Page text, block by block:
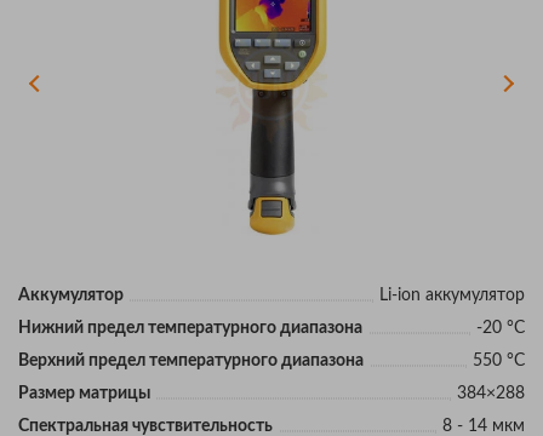
Аккумулятор
Li-ion аккумулятор
Нижний предел температурного диапазона
-20 °C
Верхний предел температурного диапазона
550 °C
Размер матрицы
384×288
Спектральная чувствительность
8 - 14 мкм